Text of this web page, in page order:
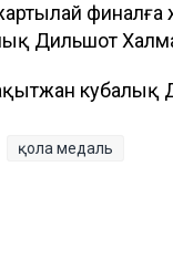
Дильшот
кубалық
қола медаль